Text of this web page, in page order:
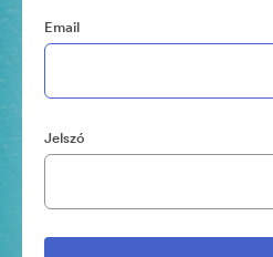
Email
Jelszó